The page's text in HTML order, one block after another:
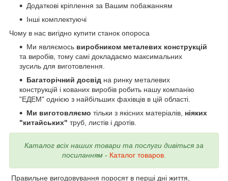
Додаткові кріплення за Вашим побажанням
Інші комплектуючі
Чому в нас вигідно купити станок опороса
Ми являємось виробником металевих конструкцій
та виробів, тому самі докладаємо максимальних
зусиль для виготовлення.
Багаторічний досвід на ринку металевих
конструкцій і кованих виробів робить нашу компанію
"ЕДЕМ" однією з найбільших фахівців в цій області.
Ми виготовляємо тільки з якісних матеріалів, ніяких
"китайських" труб, листів і дротів.
Каталог всіх наших товари та послуги дивіться за
посиланням - Каталог товаров
Правильне вигодовування поросят в перші дні життя,